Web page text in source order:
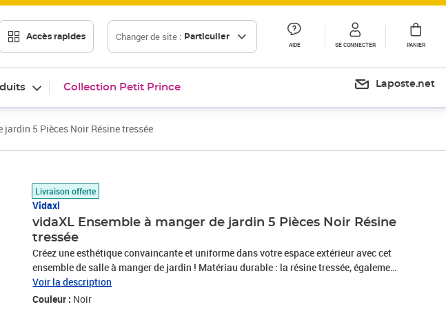
Accès rapides Changer de site : Particulier
AIDE SE CONNECTER PANIER
Collection Petit Prince Laposte.net
5 Pièces Noir Résine tressée
Livraison offerte
Vidaxl
vidaXL Ensemble à manger de jardin 5 Pièces Noir Résine
tressée
Créez une esthétique convaincante et uniforme dans votre espace extérieur avec cet
ensemble de salle à manger de jardin ! Matériau durable : la résine tressée, également
connue sous le nom de rotin poly, résiste aux intempéries et est facile à nettoyer. Elle
reste belle à l'extérieur pendant une longue période. Elle offre une excellente qualité,
Voir la description
Couleur : Noir
Prix barré 366,99 €
Prix 297,89€